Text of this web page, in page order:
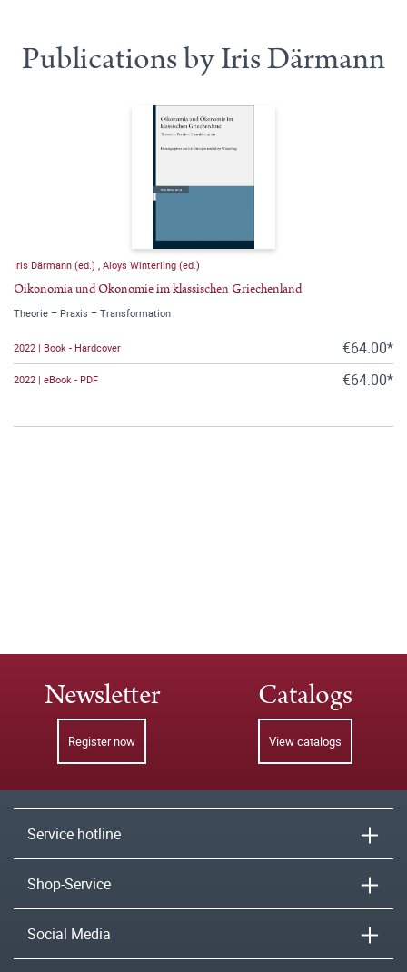
Publications by Iris Därmann
Iris Därmann (ed.) Aloys Winterling (ed.)
Oikonomia und Ökonomie im klassischen Griechenland
Theorie – Praxis – Transformation
2022 | Book - Hardcover €64.00*
2022 | eBook - PDF €64.00*
Newsletter
Register now
Catalogs
View catalogs
Service hotline
Shop-Service
Social Media